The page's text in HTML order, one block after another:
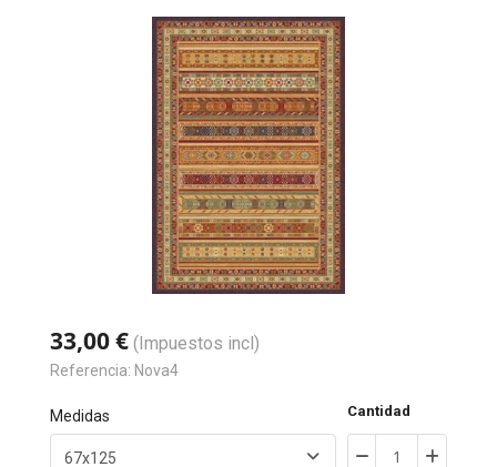
33,00 € (Impuestos incl)
Referencia: Nova4
Medidas Cantidad